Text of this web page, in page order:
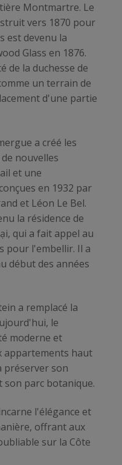
Montmartre. Le
vers 1870 pour
est devenu la
Glass en 1876.
de la duchesse de
un terrain de
d'une partie
a créé les
nouvelles
et une
en 1932 par
et Léon Le Bel.
la résidence de
qui a fait appel au
pour l'embellir. Il a
début des années
a remplacé la
le
moderne et
appartements haut
préserver son
parc botanique.
l'élégance et
offrant aux
sur la Côte